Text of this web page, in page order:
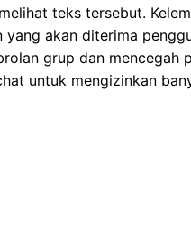
teks tersebut.
akan diterima
grup dan mencegah
untuk mengizinkan